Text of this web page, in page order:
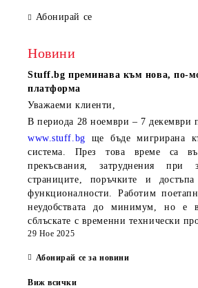
Абонирай се
Новини
Stuff.bg преминава към нова, по-
платформа
Уважаеми клиенти,
В периода 28 ноември – 7 декември
www.stuff.bg ще бъде мигрирана
система. През това време са
прекъсвания, затруднения при
страниците, поръчките и
функционалности. Работим
неудобствата до минимум, но е
сблъскате с временни технически
29 Ное 2025
Абонирай се за новини
Виж всички